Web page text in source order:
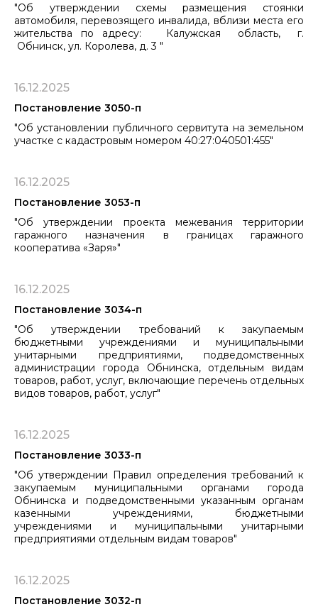
"Об утверждении схемы размещения стоянки
автомобиля, перевозящего инвалида, вблизи места его
жительства по адресу: ​​​​​​​Калужская область, г.
Обнинск, ул. Королева, д. 3 "
16.12.2025
Постановление 3050-п
"Об установлении публичного сервитута на земельном
участке с кадастровым номером 40:27:040501:455"
16.12.2025
Постановление 3053-п
"Об утверждении проекта межевания территории
гаражного назначения в границах гаражного
кооператива «Заря»"
16.12.2025
Постановление 3034-п
"Об утверждении требований к закупаемым
бюджетными учреждениями и муниципальными
унитарными предприятиями, подведомственных
администрации города Обнинска, отдельным видам
товаров, работ, услуг, включающие перечень отдельных
видов товаров, работ, услуг"
16.12.2025
Постановление 3033-п
"Об утверждении Правил определения требований к
закупаемым муниципальными органами города
Обнинска и подведомственными указанным органам
казенными учреждениями, бюджетными
учреждениями и муниципальными унитарными
предприятиями отдельным видам товаров"
16.12.2025
Постановление 3032-п